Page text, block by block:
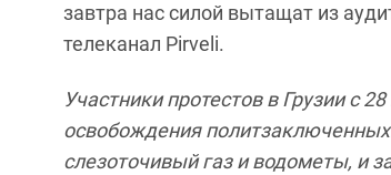
завтра нас силой вытащат из
телеканал Pirveli.
Участники протестов в Грузии с
освобождения
слезоточивый газ и водометы, и